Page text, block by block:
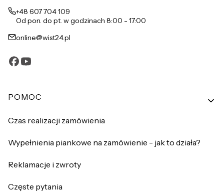
+48 607 704 109
Od pon. do pt. w godzinach 8:00 - 17:00
online@wist24.pl
Linki w stopce
POMOC
Czas realizacji zamówienia
Wypełnienia piankowe na zamówienie - jak to działa?
Reklamacje i zwroty
Częste pytania